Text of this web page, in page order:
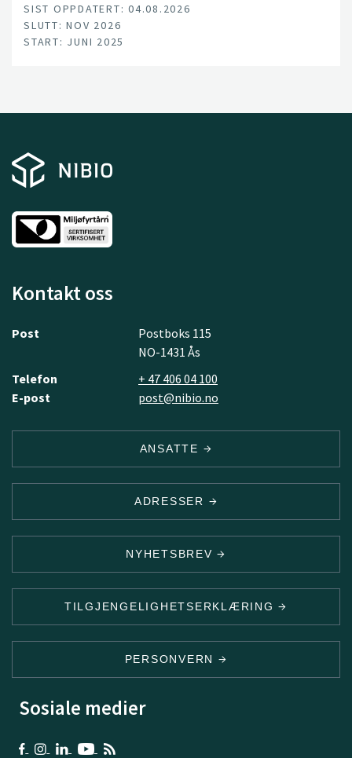
imidlertid at det er mulig å øke avlingene,
nettofortjenesten og redusere klimagassutslipp.
SIST OPPDATERT: 04.08.2026
SLUTT: NOV 2026
START: JUNI 2025
Kontakt oss
Post
Postboks 115
NO-1431 Ås
Telefon
+ 47 406 04 100
E-post
post@nibio.no
ANSATTE
ADRESSER
NYHETSBREV
TILGJENGELIGHETSERKLÆRING
PERSONVERN
Sosiale medier